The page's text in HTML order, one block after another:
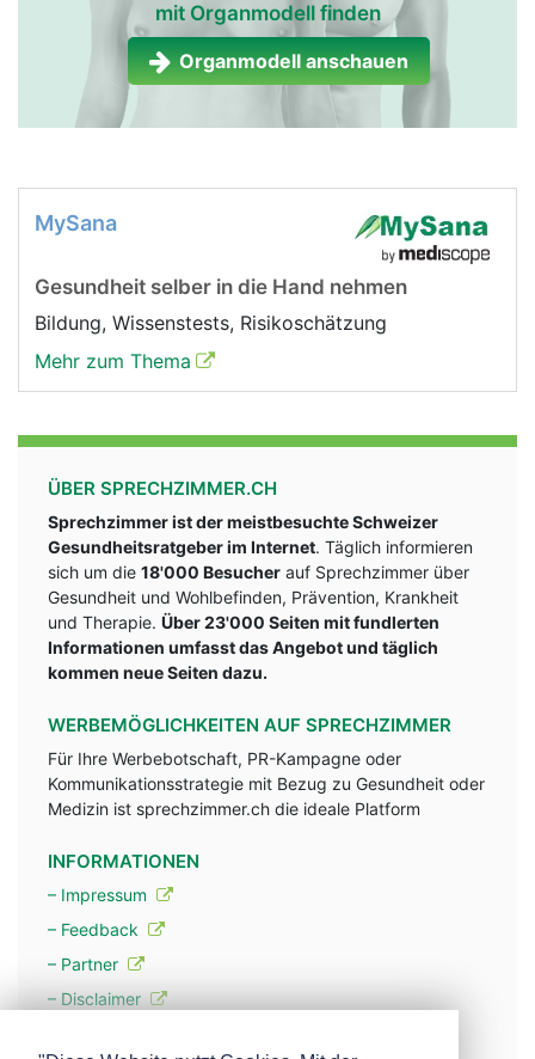
mit Organmodell finden
Organmodell anschauen
MySana
Gesundheit selber in die Hand nehmen
Bildung, Wissenstests, Risikoschätzung
Mehr zum Thema
ÜBER SPRECHZIMMER.CH
Sprechzimmer ist der meistbesuchte Schweizer
Gesundheitsratgeber im Internet. Täglich informieren
sich um die 18'000 Besucher auf Sprechzimmer über
Gesundheit und Wohlbefinden, Prävention, Krankheit
und Therapie. Über 23'000 Seiten mit fundlerten
Informationen umfasst das Angebot und täglich
kommen neue Seiten dazu.
WERBEMÖGLICHKEITEN AUF SPRECHZIMMER
Für Ihre Werbebotschaft, PR-Kampagne oder
Kommunikationsstrategie mit Bezug zu Gesundheit oder
Medizin ist sprechzimmer.ch die ideale Platform
INFORMATIONEN
– Impressum
– Feedback
– Partner
– Disclaimer